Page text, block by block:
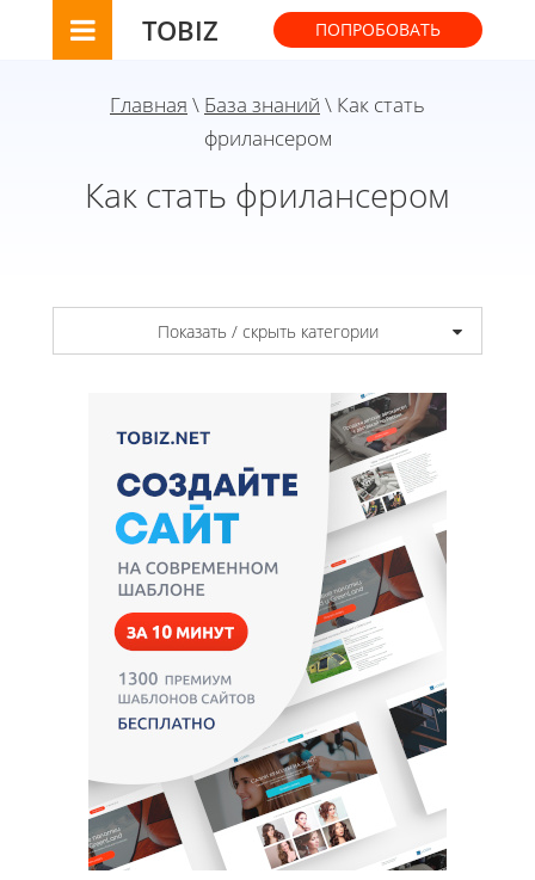
TOBIZ ПОПРОБОВАТЬ
Главная \ База знаний \ Как стать
фрилансером
Как стать фрилансером
Показать / скрыть категории